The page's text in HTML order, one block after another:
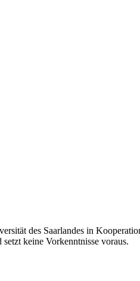
des Saarlandes in
keine Vorkenntnisse voraus.